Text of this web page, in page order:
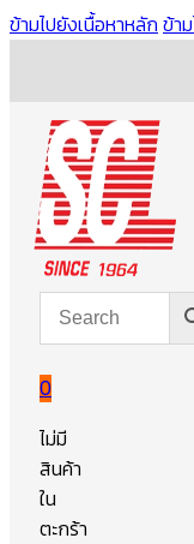
ข้ามไปยังเนื้อหาหลัก ข้า
0
ไม่มี
สินค้า
ใน
ตะกร้า